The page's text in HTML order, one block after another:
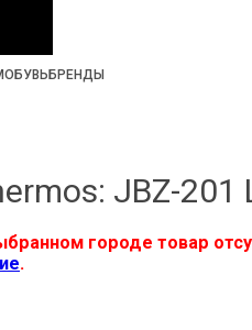
ОБУВЬ БРЕНДЫ
JBZ-201
городе товар
.